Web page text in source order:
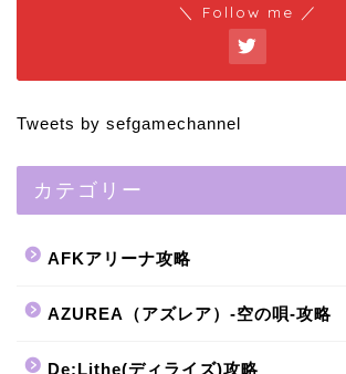
＼ Follow me ／
Tweets by sefgamechannel
カテゴリー
AFKアリーナ攻略
AZUREA（アズレア）-空の唄-攻略
De:Lithe(ディライズ)攻略